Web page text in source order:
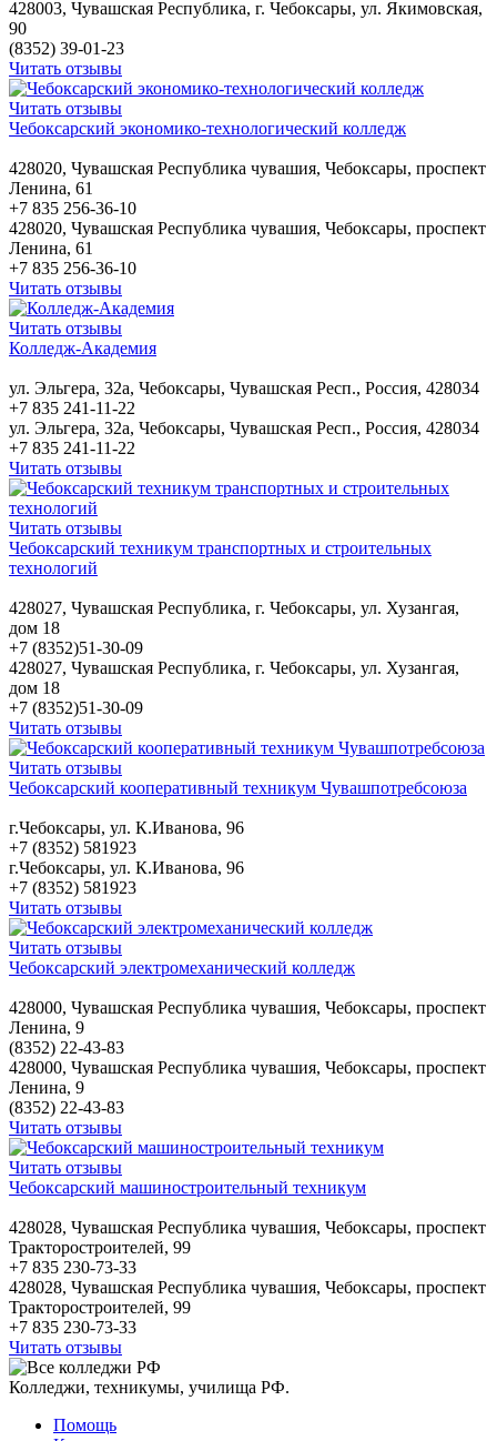
428003, Чувашская Республика, г. Чебоксары, ул. Якимовская,
90
(8352) 39-01-23
Читать отзывы
Читать отзывы
Чебоксарский экономико-технологический колледж
428020, Чувашская Республика чувашия, Чебоксары, проспект
Ленина, 61
+7 835 256-36-10
428020, Чувашская Республика чувашия, Чебоксары, проспект
Ленина, 61
+7 835 256-36-10
Читать отзывы
Читать отзывы
Колледж-Академия
ул. Эльгера, 32а, Чебоксары, Чувашская Респ., Россия, 428034
+7 835 241-11-22
ул. Эльгера, 32а, Чебоксары, Чувашская Респ., Россия, 428034
+7 835 241-11-22
Читать отзывы
Читать отзывы
Чебоксарский техникум транспортных и строительных
технологий
428027, Чувашская Республика, г. Чебоксары, ул. Хузангая,
дом 18
+7 (8352)51-30-09
428027, Чувашская Республика, г. Чебоксары, ул. Хузангая,
дом 18
+7 (8352)51-30-09
Читать отзывы
Читать отзывы
Чебоксарский кооперативный техникум Чувашпотребсоюза
г.Чебоксары, ул. К.Иванова, 96
+7 (8352) 581923
г.Чебоксары, ул. К.Иванова, 96
+7 (8352) 581923
Читать отзывы
Читать отзывы
Чебоксарский электромеханический колледж
428000, Чувашская Республика чувашия, Чебоксары, проспект
Ленина, 9
(8352) 22-43-83
428000, Чувашская Республика чувашия, Чебоксары, проспект
Ленина, 9
(8352) 22-43-83
Читать отзывы
Читать отзывы
Чебоксарский машиностроительный техникум
428028, Чувашская Республика чувашия, Чебоксары, проспект
Тракторостроителей, 99
+7 835 230-73-33
428028, Чувашская Республика чувашия, Чебоксары, проспект
Тракторостроителей, 99
+7 835 230-73-33
Читать отзывы
Колледжи, техникумы, училища РФ.
Помощь